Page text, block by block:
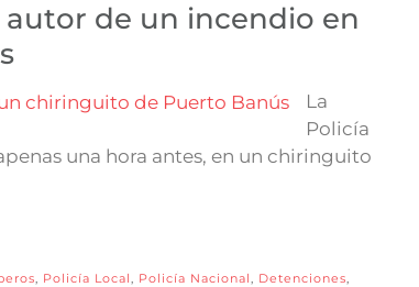
de un incendio en
La
Policía
una hora antes, en un chiringuito
, Policía Local, Policía Nacional, Detenciones,